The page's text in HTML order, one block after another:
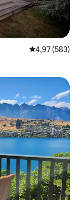
Gemiddelde
4,97 (583)